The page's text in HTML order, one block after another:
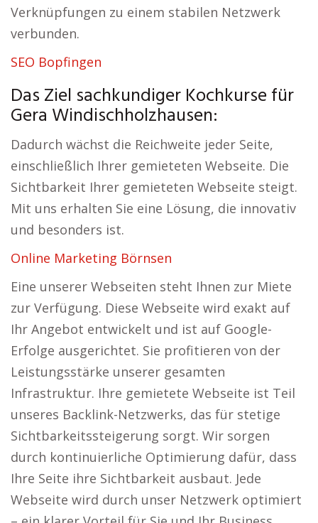
Verknüpfungen zu einem stabilen Netzwerk
verbunden.
SEO Bopfingen
Das Ziel sachkundiger Kochkurse für
Gera Windischholzhausen:
Dadurch wächst die Reichweite jeder Seite,
einschließlich Ihrer gemieteten Webseite. Die
Sichtbarkeit Ihrer gemieteten Webseite steigt.
Mit uns erhalten Sie eine Lösung, die innovativ
und besonders ist.
Online Marketing Börnsen
Eine unserer Webseiten steht Ihnen zur Miete
zur Verfügung. Diese Webseite wird exakt auf
Ihr Angebot entwickelt und ist auf Google-
Erfolge ausgerichtet. Sie profitieren von der
Leistungsstärke unserer gesamten
Infrastruktur. Ihre gemietete Webseite ist Teil
unseres Backlink-Netzwerks, das für stetige
Sichtbarkeitssteigerung sorgt. Wir sorgen
durch kontinuierliche Optimierung dafür, dass
Ihre Seite ihre Sichtbarkeit ausbaut. Jede
Webseite wird durch unser Netzwerk optimiert